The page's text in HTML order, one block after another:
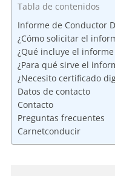
Tabla de contenidos
Informe de Conductor
¿Cómo solicitar el
¿Qué incluye el
¿Para qué sirve el
¿Necesito certificado
Datos de contacto
Contacto
Preguntas frecuentes
Carnetconducir